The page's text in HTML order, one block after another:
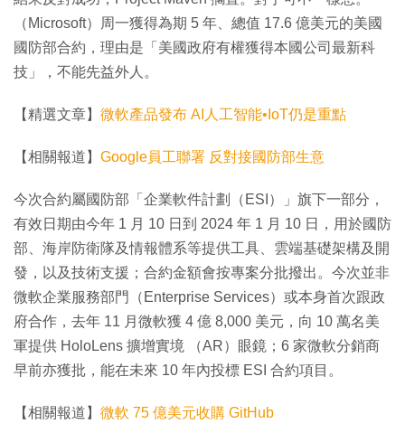
（Microsoft）周一獲得為期 5 年、總值 17.6 億美元的美國
國防部合約，理由是「美國政府有權獲得本國公司最新科
技」，不能先益外人。
【精選文章】 微軟產品發布 AI人工智能•IoT仍是重點
【相關報道】 Google員工聯署 反對接國防部生意
今次合約屬國防部「企業軟件計劃（ESI）」旗下一部分，
有效日期由今年 1 月 10 日到 2024 年 1 月 10 日，用於國防
部、海岸防衛隊及情報體系等提供工具、雲端基礎架構及開
發，以及技術支援；合約金額會按專案分批撥出。今次並非
微軟企業服務部門（Enterprise Services）或本身首次跟政
府合作，去年 11 月微軟獲 4 億 8,000 美元，向 10 萬名美
軍提供 HoloLens 擴增實境 （AR）眼鏡；6 家微軟分銷商
早前亦獲批，能在未來 10 年內投標 ESI 合約項目。
【相關報道】 微軟 75 億美元收購 GitHub